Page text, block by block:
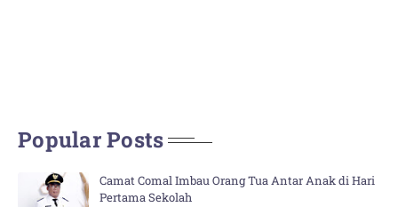
Popular Posts
Camat Comal Imbau Orang Tua Antar Anak di Hari
Pertama Sekolah